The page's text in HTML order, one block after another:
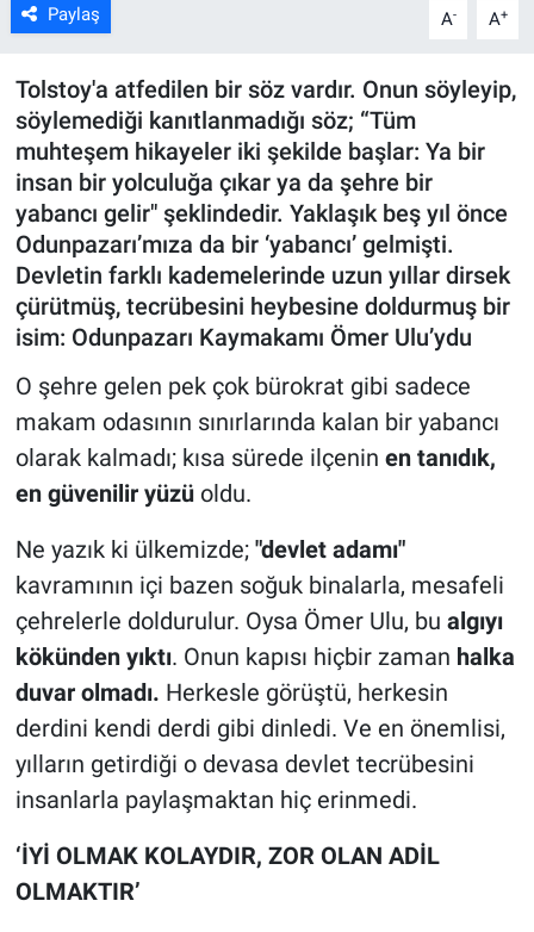
Paylaş A- A+
Tolstoy'a atfedilen bir söz vardır. Onun söyleyip,
söylemediği kanıtlanmadığı söz; “Tüm
muhteşem hikayeler iki şekilde başlar: Ya bir
insan bir yolculuğa çıkar ya da şehre bir
yabancı gelir" şeklindedir. Yaklaşık beş yıl önce
Odunpazarı’mıza da bir ‘yabancı’ gelmişti.
Devletin farklı kademelerinde uzun yıllar dirsek
çürütmüş, tecrübesini heybesine doldurmuş bir
isim: Odunpazarı Kaymakamı Ömer Ulu’ydu
O şehre gelen pek çok bürokrat gibi sadece
makam odasının sınırlarında kalan bir yabancı
olarak kalmadı; kısa sürede ilçenin en tanıdık,
en güvenilir yüzüoldu.
Ne yazık ki ülkemizde; "devlet adamı"
kavramının içi bazen soğuk binalarla, mesafeli
çehrelerle doldurulur. Oysa Ömer Ulu, bu algıyı
kökünden yıktı. Onun kapısı hiçbir zaman halka
duvar olmadı. Herkesle görüştü, herkesin
derdini kendi derdi gibi dinledi. Ve en önemlisi,
yılların getirdiği o devasa devlet tecrübesini
insanlarla paylaşmaktan hiç erinmedi.
‘İYİ OLMAK KOLAYDIR, ZOR OLAN ADİL
OLMAKTIR’